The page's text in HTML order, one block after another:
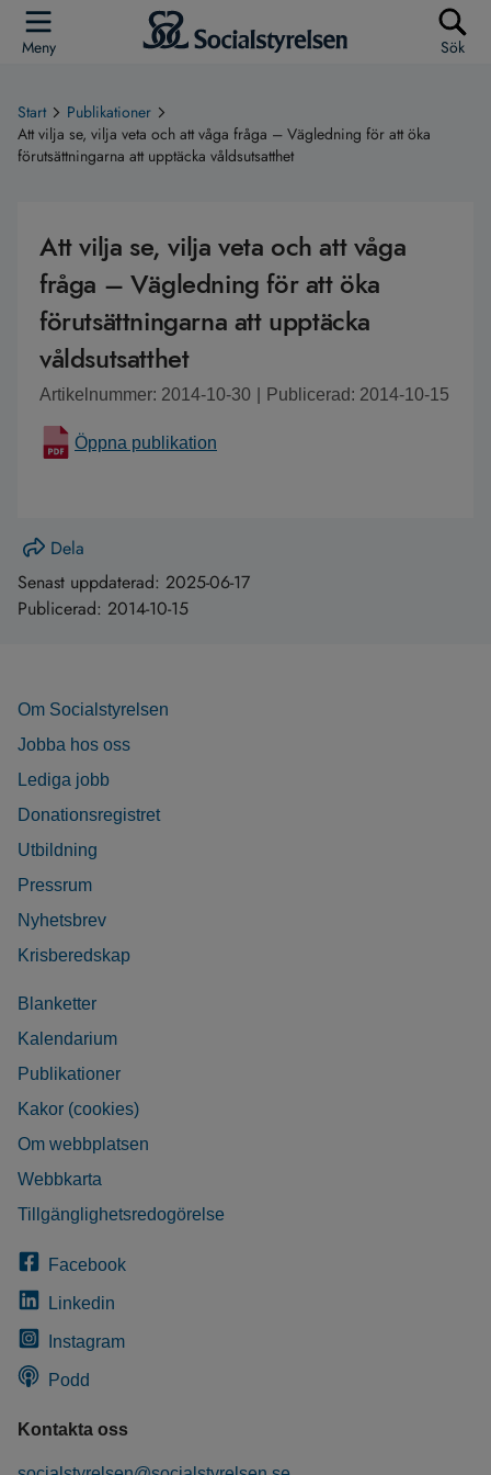
Meny Sök
Start
Publikationer
Att vilja se, vilja veta och att våga fråga – Vägledning för att öka
förutsättningarna att upptäcka våldsutsatthet
Att vilja se, vilja veta och att våga
fråga – Vägledning för att öka
förutsättningarna att upptäcka
våldsutsatthet
Artikelnummer: 2014-10-30 Publicerad: 2014-10-15
Öppna publikation
Dela
Senast uppdaterad: 2025-06-17
Publicerad: 2014-10-15
Om Socialstyrelsen
Jobba hos oss
Lediga jobb
Donationsregistret
Utbildning
Pressrum
Nyhetsbrev
Krisberedskap
Blanketter
Kalendarium
Publikationer
Kakor (cookies)
Om webbplatsen
Webbkarta
Tillgänglighetsredogörelse
Facebook
Linkedin
Instagram
Podd
Kontakta oss